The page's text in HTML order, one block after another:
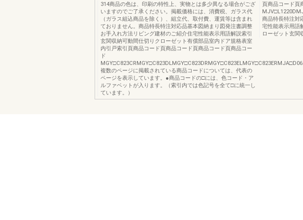
314商品の色は、印刷の特性上、実物とは多少異なる場合がござ
いますのでご了承ください。掲載価格には、消費税、ガラス代
（ガラス組込商品を除く）、組立代、取付費、運賃等は含まれ
ておりません。商品特長特注対応品基本図納まり図発注書調整
お手入れ方法リビング建材のご紹介住宅性能表示用語解説索引
玄関収納可動間仕切りクローゼット有償部品室内ドア規格表室
内引戸索引頁商品コード頁商品コード頁商品コード頁商品コー
ド
複数のページに掲載されている商品コードについては、代表の
ページを表示しています。●商品コードの□には、色コード・ア
ルファベットが入ります。（索引内では色記号を全て□に統一し
ています。）
頁商品コード頁
商品特長特注対
宅性能表示用語
ローゼット玄関